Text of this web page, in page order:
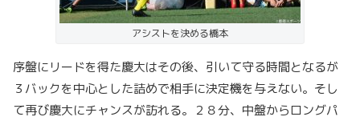
アシストを決める橋本
序盤にリードを得た慶大はその後、引いて守る時間となるが
３バックを中心とした詰めで相手に決定機を与えない。そし
て再び慶大にチャンスが訪れる。２８分、中盤からロングパ